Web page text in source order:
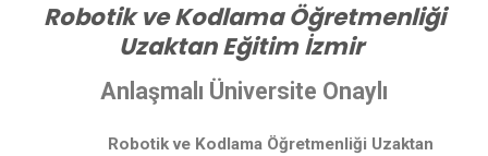
Robotik ve Kodlama Öğretmenliği
Uzaktan Eğitim İzmir
Anlaşmalı Üniversite Onaylı
Robotik ve Kodlama Öğretmenliği Uzaktan